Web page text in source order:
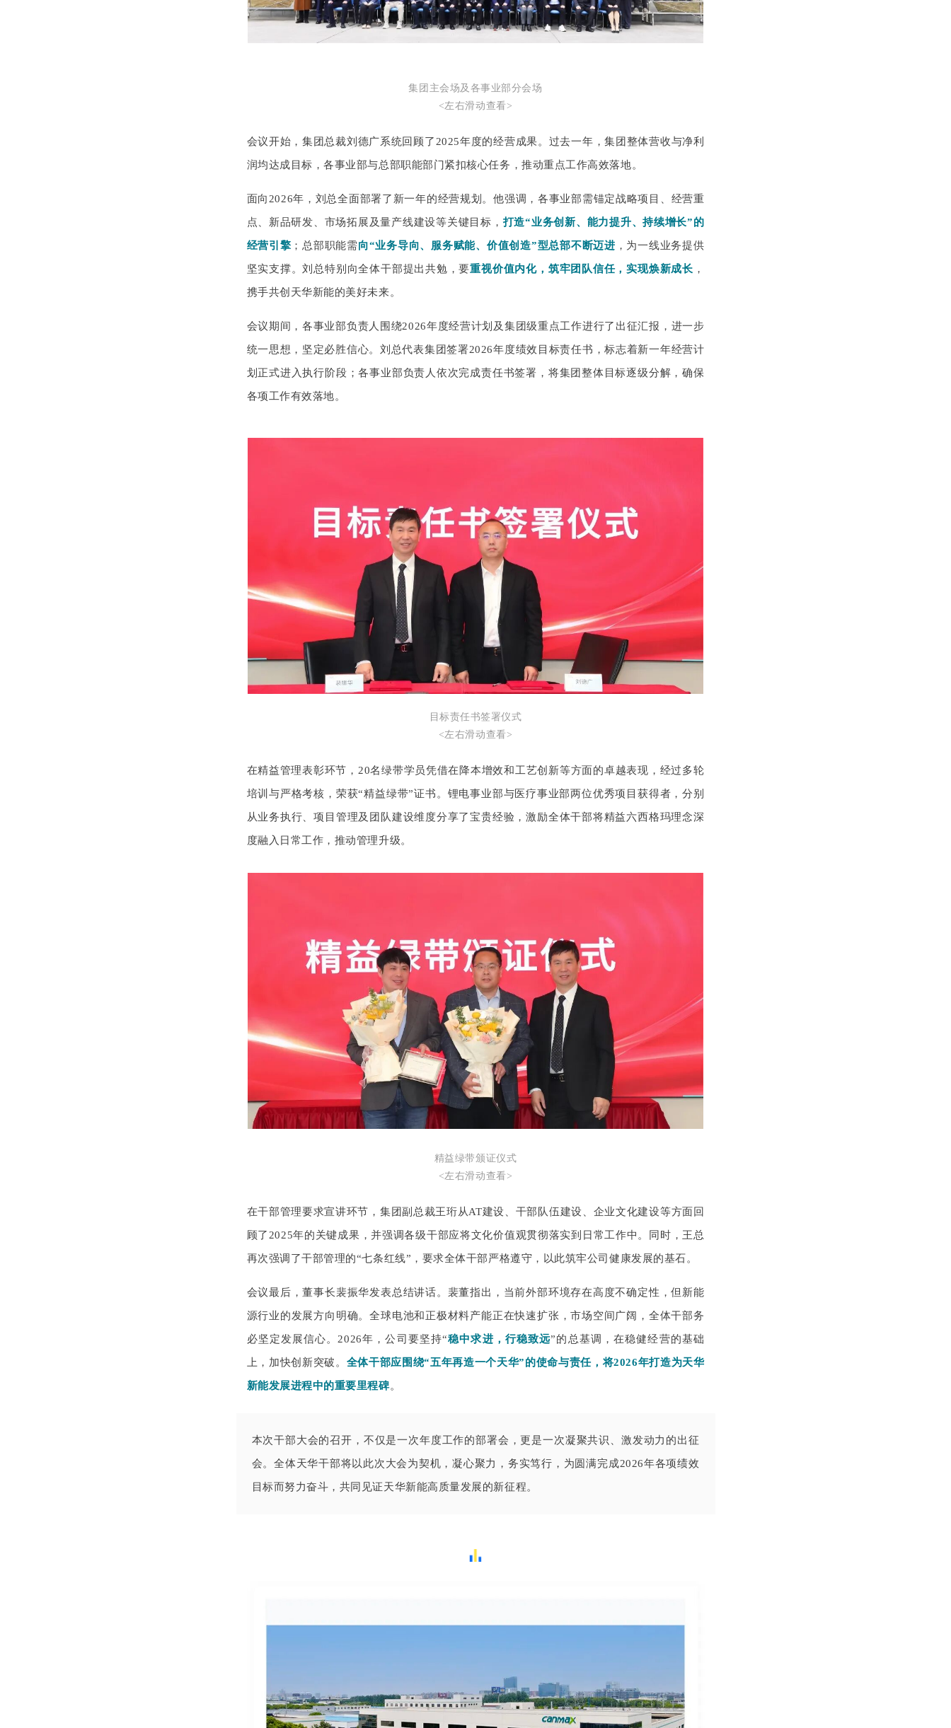
集团主会场及各事业部分会场
<左右滑动查看>
会议开始，集团总裁刘德广系统回顾了2025年度的经营成果。过去一年，集团整体营收与净利
润均达成目标，各事业部与总部职能部门紧扣核心任务，推动重点工作高效落地。
面向2026年，刘总全面部署了新一年的经营规划。他强调，各事业部需锚定战略项目、经营重
点、新品研发、市场拓展及量产线建设等关键目标，打造“业务创新、能力提升、持续增长”的
经营引擎 ；总部职能需向“业务导向、服务赋能、价值创造”型总部不断迈进 ，为一线业务提供
坚实支撑。刘总特别向全体干部提出共勉，要重视价值内化，筑牢团队信任，实现焕新成长 ，
携手共创天华新能的美好未来。
会议期间，各事业部负责人围绕2026年度经营计划及集团级重点工作进行了出征汇报，进一步
统一思想，坚定必胜信心。刘总代表集团签署2026年度绩效目标责任书，标志着新一年经营计
划正式进入执行阶段；各事业部负责人依次完成责任书签署，将集团整体目标逐级分解，确保
各项工作有效落地。
目标责任书签署仪式
<左右滑动查看>
在精益管理表彰环节，20名绿带学员凭借在降本增效和工艺创新等方面的卓越表现，经过多轮
培训与严格考核 ，荣获“精益绿带”证书 。锂电事业部与医疗事业部两位优秀项目获得者，分别
从业务执行、项目管理及团队建设维度分享了宝贵经验，激励全体干部将精益六西格玛理念深
度融入日常工作，推动管理升级。
精益绿带颁证仪式
<左右滑动查看>
在干部管理要求宣讲环节，集团副总裁王珩从AT建设、干部队伍建设、企业文化建设等方面回
顾了2025年的关键成果，并强调各级干部应将文化价值观贯彻落实到日常工作中。同时，王总
再次强调了干部管理的“七条红线”，要求全体干部严格遵守， 以此筑牢公司健康发展的基石。
会议最后，董事长裴振华发表总结讲话。裴董指出，当前外部环境存在高度不确定性，但新能
源行业的发展方向明确。全球电池和正极材料产能正在快速扩张，市场空间广阔，全体干部务
必坚定发展信心。2026年，公司要坚持“稳中求进，行稳致远”的总基调，在稳健经营的基础
上，加快创新突破。 全体干部应围绕“五年再造一个天华”的使命与责任，将2026年打造为天华
新能发展进程中的重要里程碑。
本次干部大会的召开，不仅是一次年度工作的部署会，更是一次凝聚共识、激发动力的出征
会。全体天华干部将以此次大会为契机，凝心聚力，务实笃行，为圆满完成2026年各项绩效
目标而努力奋斗， 共同见证天华新能高质量发展的新征程。